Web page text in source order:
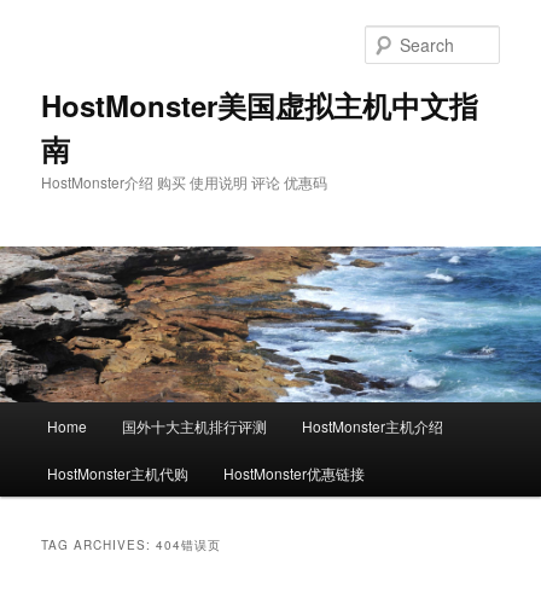
HostMonster美国虚拟主机中文指
南
HostMonster介绍 购买 使用说明 评论 优惠码
Home 国外十大主机排行评测 HostMonster主机介绍
HostMonster主机代购 HostMonster优惠链接
TAG ARCHIVES:404错误页